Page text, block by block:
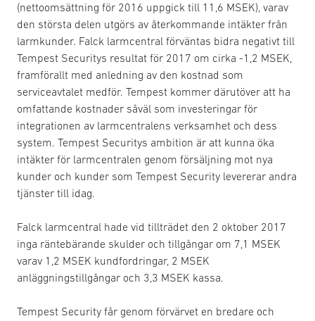
(nettoomsättning för 2016 uppgick till 11,6 MSEK), varav
den största delen utgörs av återkommande intäkter från
larmkunder. Falck larmcentral förväntas bidra negativt till
Tempest Securitys resultat för 2017 om cirka -1,2 MSEK,
framförallt med anledning av den kostnad som
serviceavtalet medför. Tempest kommer därutöver att ha
omfattande kostnader såväl som investeringar för
integrationen av larmcentralens verksamhet och dess
system. Tempest Securitys ambition är att kunna öka
intäkter för larmcentralen genom försäljning mot nya
kunder och kunder som Tempest Security levererar andra
tjänster till idag.
Falck larmcentral hade vid tillträdet den 2 oktober 2017
inga räntebärande skulder och tillgångar om 7,1 MSEK
varav 1,2 MSEK kundfordringar, 2 MSEK
anläggningstillgångar och 3,3 MSEK kassa.
Tempest Security får genom förvärvet en bredare och